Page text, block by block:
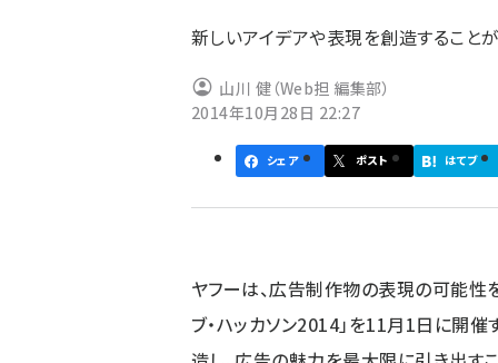
ず
新しいアイデアや表現を創造すること
山川 健（Web担 編集部）
2014年10月28日 22:27
シェア ポスト はてブ
ヤフーは、広告制作物の表現の可能性
ブ・ハッカソン2014」を11月1日に開